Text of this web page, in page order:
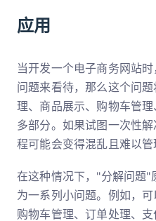
应用
当开发一个电子商务网站
问题来看待，那么这个问
理、商品展示、购物车管
多部分。如果试图一次性
程可能会变得混乱且难以管
在这种情况下，"分解问题"
为一系列小问题。例如，可
购物车管理、订单处理、